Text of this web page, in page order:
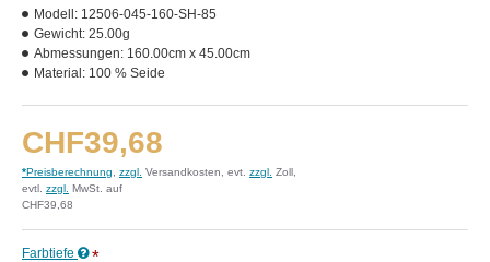
CHF39,68
*Preisberechnung zzgl. Versandkosten, evt. zzgl. Zoll,
evtl. zzgl. MwSt. auf
CHF39,68
Modell: 12506-045-160-SH-85
Gewicht: 25.00g
Abmessungen: 160.00cm x 45.00cm
Material: 100 % Seide
Farbtiefe